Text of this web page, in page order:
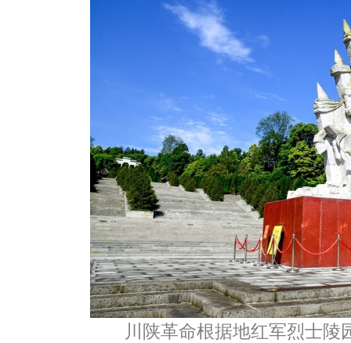
川陕革命根据地红军烈士陵